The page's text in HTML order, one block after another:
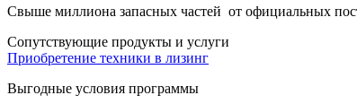
Свыше миллиона запасных частей от официальных
Cопутствующие продукты и услуги
Приобретение техники в лизинг
Выгодные условия программы